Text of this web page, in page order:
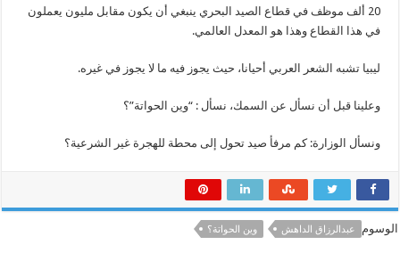
20 ألف موظف في قطاع الصيد البحري ينبغي أن يكون مقابل مليون يعملون
في هذا القطاع وهذا هو المعدل العالمي.
ليبيا تشبه الشعر العربي أحيانا، حيث يجوز فيه ما لا يجوز في غيره.
وعلينا قبل أن نسأل عن السمك، نسأل : “وين الحواتة”؟
ونسأل الوزارة: كم مرفأ صيد تحول إلى محطة للهجرة غير الشرعية؟
الوسوم عبدالرزاق الداهش وين الحواتة؟